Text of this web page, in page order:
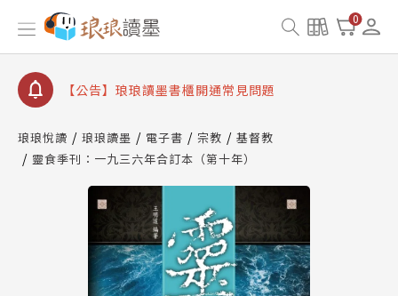
0
【公告】因 Readmoo 讀墨系統維護中，本站同步暫
停部分閱讀服務
【公告】琅琅讀墨數位閱讀資產合併與書櫃開通申請
【公告】琅琅讀墨書櫃開通常見問題
請圖文教學
【公告】琅琅書店服務升級重要說明及資產合併結果
查詢
【公告】因 Readmoo 讀墨系統維護中，本站同步暫
停部分閱讀服務
琅琅悅讀 琅琅讀墨 電子書 宗教
基督教
靈食季刊：一九三六年合訂本（第十年）